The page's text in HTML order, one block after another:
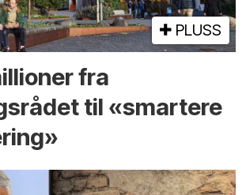
PLUSS
fra
til «smartere